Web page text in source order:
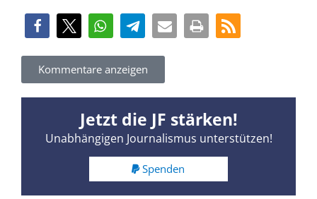
Kommentare anzeigen
Jetzt die JF stärken!
Unabhängigen Journalismus unterstützen!
Spenden